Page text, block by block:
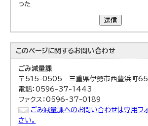
った
送信
このページに関するお問い合わせ
ごみ減量課
〒515-0505 三重県伊勢市西豊浜町
電話：0596-37-1443
ファクス：0596-37-0189
ごみ減量課へのお問い合わせは専用フ
さい。